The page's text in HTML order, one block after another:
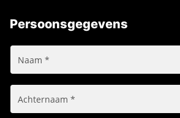
Persoonsgegevens